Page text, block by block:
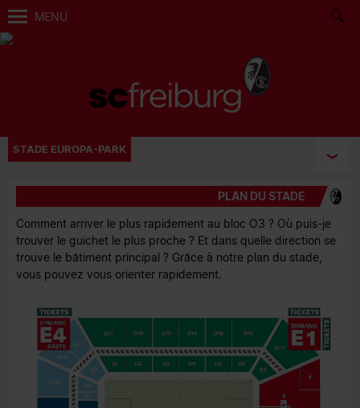
MENU
STADE EUROPA-PARK
PLAN DU STADE
Comment arriver le plus rapidement au bloc O3 ? Où puis-je
trouver le guichet le plus proche ? Et dans quelle direction se
trouve le bâtiment principal ? Grâce à notre plan du stade,
vous pouvez vous orienter rapidement.